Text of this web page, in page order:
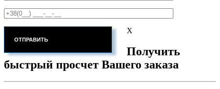
X
Получить
быстрый просчет Вашего заказа